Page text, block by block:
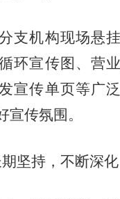
机构现场悬挂
环宣传图、营
宣传单页等广
宣传氛围。
持，不断深化